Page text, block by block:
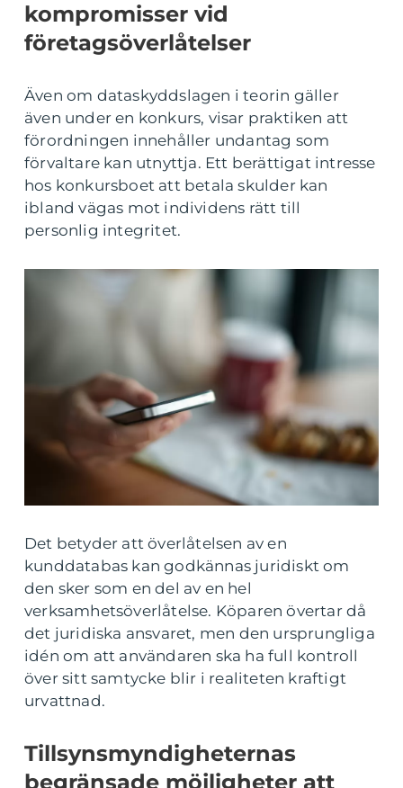
kompromisser vid
företagsöverlåtelser
Även om dataskyddslagen i teorin gäller
även under en konkurs, visar praktiken att
förordningen innehåller undantag som
förvaltare kan utnyttja. Ett berättigat intresse
hos konkursboet att betala skulder kan
ibland vägas mot individens rätt till
personlig integritet.
Det betyder att överlåtelsen av en
kunddatabas kan godkännas juridiskt om
den sker som en del av en hel
verksamhetsöverlåtelse. Köparen övertar då
det juridiska ansvaret, men den ursprungliga
idén om att användaren ska ha full kontroll
över sitt samtycke blir i realiteten kraftigt
urvattnad.
Tillsynsmyndigheternas
begränsade möjligheter att